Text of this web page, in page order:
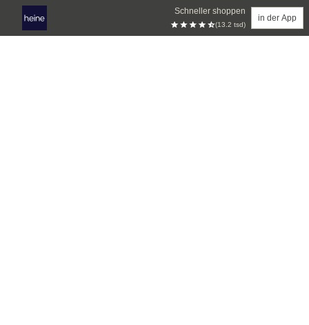
Schneller shoppen
(13.2 tsd)
in der App